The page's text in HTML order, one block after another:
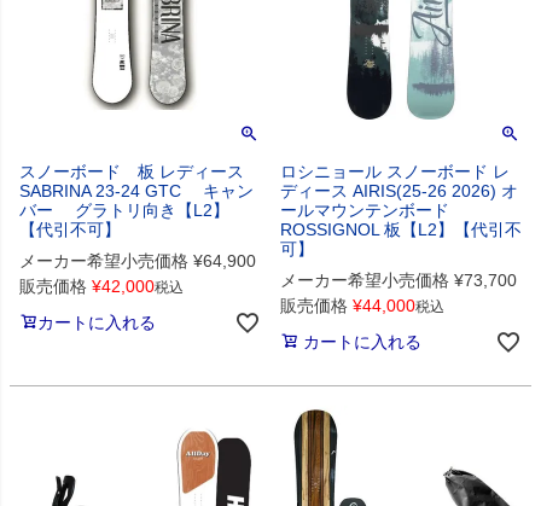
スノーボード 板 レディース
SABRINA 23-24 GTC キャン
バー グラトリ向き【L2】
【代引不可】
メーカー希望小売価格 ¥64,900
販売価格 ¥42,000税込
カートに入れる
ロシニョール スノーボード レ
ディース AIRIS(25-26 2026) オ
ールマウンテンボード
ROSSIGNOL 板【L2】【代引不
可】
メーカー希望小売価格 ¥73,700
販売価格 ¥44,000税込
カートに入れる